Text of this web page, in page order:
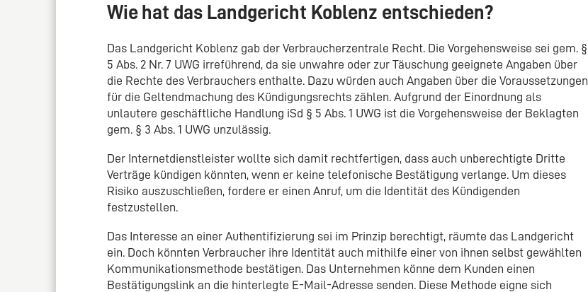
Wie hat das Landgericht Koblenz entschieden?
Das Landgericht Koblenz gab der Verbraucherzentrale Recht. Die Vorgehensweise sei gem. §
5 Abs. 2 Nr. 7 UWG irreführend, da sie unwahre oder zur Täuschung geeignete Angaben über
die Rechte des Verbrauchers enthalte. Dazu würden auch Angaben über die Voraussetzungen
für die Geltendmachung des Kündigungsrechts zählen. Aufgrund der Einordnung als
unlautere geschäftliche Handlung iSd § 5 Abs. 1 UWG ist die Vorgehensweise der Beklagten
gem. § 3 Abs. 1 UWG unzulässig.
Der Internetdienstleister wollte sich damit rechtfertigen, dass auch unberechtigte Dritte
Verträge kündigen könnten, wenn er keine telefonische Bestätigung verlange. Um dieses
Risiko auszuschließen, fordere er einen Anruf, um die Identität des Kündigenden
festzustellen.
Das Interesse an einer Authentifizierung sei im Prinzip berechtigt, räumte das Landgericht
ein. Doch könnten Verbraucher ihre Identität auch mithilfe einer von ihnen selbst gewählten
Kommunikationsmethode bestätigen. Das Unternehmen könne dem Kunden einen
Bestätigungslink an die hinterlegte E-Mail-Adresse senden. Diese Methode eigne sich